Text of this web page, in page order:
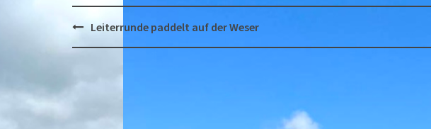
PostLeiterrunde paddelt auf der Weser